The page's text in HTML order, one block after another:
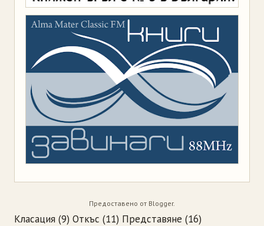
Предоставено от Blogger.
Класация (9) Откъс (11) Представяне (16)